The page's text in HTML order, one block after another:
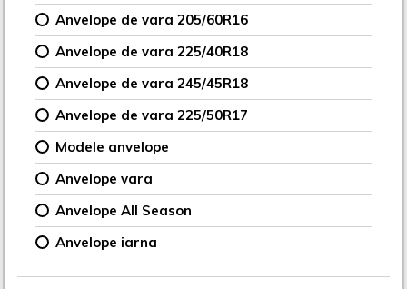
Anvelope de vara 205/60R16
Anvelope de vara 225/40R18
Anvelope de vara 245/45R18
Anvelope de vara 225/50R17
Modele anvelope
Anvelope vara
Anvelope All Season
Anvelope iarna